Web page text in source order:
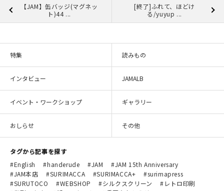
イベント・ワークショップ
おしらせ
お買い物ガイド
よくある質問
【JAM】缶バッジ(マグネッ
ト)44 ...
[終了]ふれて、ほどけ
る/yuyup ...
特集 読みもの
インタビュー JAMALB
イベント・ワークショップ ギャラリー
おしらせ その他
タグから記事を探す
English
handerude JAM
JAM 15th Anniversary
JAM本店
SURIMACCA SURIMACCA+
surimapress
SURUTOCO
WEBSHOP シルクスクリーン
レトロ印刷